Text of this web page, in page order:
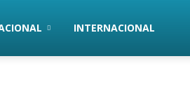
INTERNACIONAL